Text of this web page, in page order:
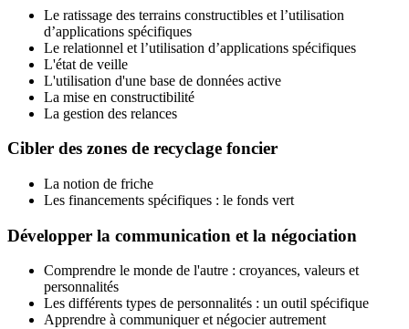
Le ratissage des terrains constructibles et l’utilisation
d’applications spécifiques
Le relationnel et l’utilisation d’applications spécifiques
L'état de veille
L'utilisation d'une base de données active
La mise en constructibilité
La gestion des relances
Cibler des zones de recyclage foncier
La notion de friche
Les financements spécifiques : le fonds vert
Développer la communication et la négociation
Comprendre le monde de l'autre : croyances, valeurs et
personnalités
Les différents types de personnalités : un outil spécifique
Apprendre à communiquer et négocier autrement